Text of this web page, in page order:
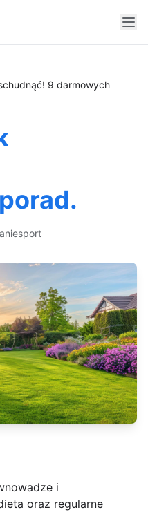
9 darmowych
sport
i
oraz regularne